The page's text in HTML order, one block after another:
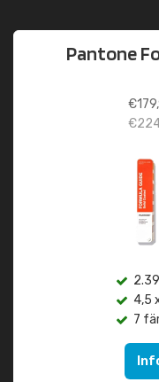
Pantone
€
€
4,5
7